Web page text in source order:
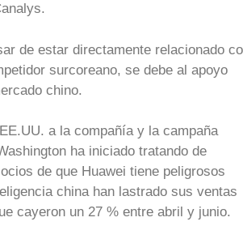
de estar directamente relacionado
surcoreano, se debe al apoyo
chino.
a la compañía y la campaña
ha iniciado tratando de
de que Huawei tiene peligrosos
china han lastrado sus ventas
cayeron un 27 % entre abril y junio.